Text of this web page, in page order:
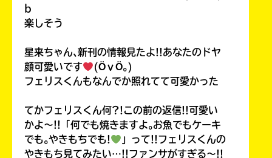
b
楽しそう
星来ちゃん､新刊の情報見たよ!!あなたのドヤ
顔可愛いです
(ӦｖӦ｡)
フェリスくんもなんでか照れてて可愛かった
てかフェリスくん何?!この前の返信!!可愛い
かよ〜!!「何でも焼きますよ｡お魚でもケーキ
でも｡やきもちでも!
」って!!フェリスくんの
やきもち見てみたい…!!ファンサがすぎる〜!!